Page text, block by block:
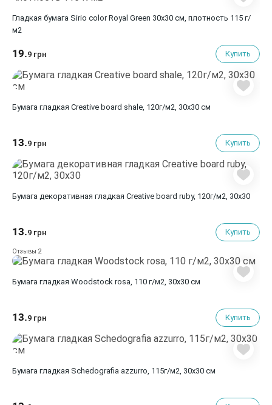
Гладкая бумага Sirio color Royal Green 30х30 см, плотность 115 г/
м2
19.9 грн Купить
Бумага гладкая Creative board shale, 120г/м2, 30х30 см
13.9 грн Купить
Бумага декоративная гладкая Creative board ruby, 120г/м2, 30х30
13.9 грн Купить
Отзывы 2
Бумага гладкая Woodstock rosa, 110 г/м2, 30х30 см
13.9 грн Купить
Бумага гладкая Schedografia azzurro, 115г/м2, 30х30 см